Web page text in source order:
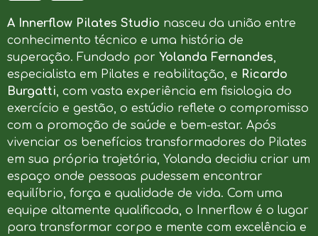
A Innerflow Pilates Studio nasceu da união entre
conhecimento técnico e uma história de
superação. Fundado por Yolanda Fernandes,
especialista em Pilates e reabilitação, e Ricardo
Burgatti, com vasta experiência em fisiologia do
exercício e gestão, o estúdio reflete o compromisso
com a promoção de saúde e bem-estar. Após
vivenciar os benefícios transformadores do Pilates
em sua própria trajetória, Yolanda decidiu criar um
espaço onde pessoas pudessem encontrar
equilíbrio, força e qualidade de vida. Com uma
equipe altamente qualificada, o Innerflow é o lugar
para transformar corpo e mente com excelência e